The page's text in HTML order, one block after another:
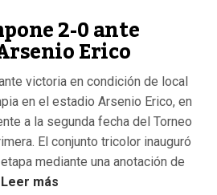
2-0 ante
Erico
victoria en condición de local
en el estadio Arsenio Erico, en
a la segunda fecha del Torneo
El conjunto tricolor inauguró
mediante una anotación de
Leer más